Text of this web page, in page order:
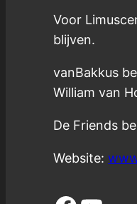
Voor
blijven.
vanBakkus
William van
De Friends
Website: